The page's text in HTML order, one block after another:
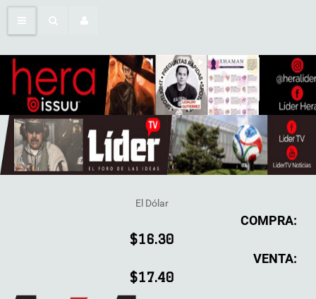
El Dólar
COMPRA:
$16.30
VENTA:
$17.40